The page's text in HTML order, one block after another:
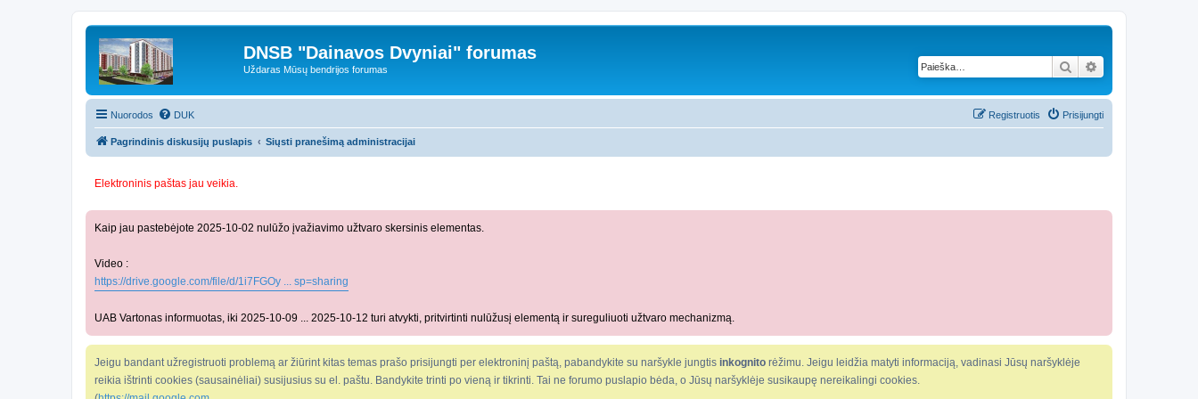
DNSB "Dainavos Dvyniai" forumas
Uždaras Mūsų bendrijos forumas Ieškoti
Nuorodos DUK Prisijungti
Registruotis
Pagrindinis diskusijų puslapis Siųsti pranešimą administracijai
Elektroninis paštas jau veikia.
Kaip jau pastebėjote 2025-10-02 nulūžo įvažiavimo užtvaro skersinis elementas.
Video :
https://drive.google.com/file/d/1i7FGOy ... sp=sharing
UAB Vartonas informuotas, iki 2025-10-09 ... 2025-10-12 turi atvykti, pritvirtinti nulūžusį elementą ir sureguliuoti užtvaro mechanizmą.
Jeigu bandant užregistruoti problemą ar žiūrint kitas temas prašo prisijungti per elektroninį paštą, pabandykite su naršykle jungtis inkognito rėžimu. Jeigu leidžia matyti informaciją, vadinasi Jūsų naršyklėje
reikia ištrinti cookies (sausainėliai) susijusius su el. paštu. Bandykite trinti po vieną ir tikrinti. Tai ne forumo puslapio bėda, o Jūsų naršyklėje susikaupę nereikalingi cookies.